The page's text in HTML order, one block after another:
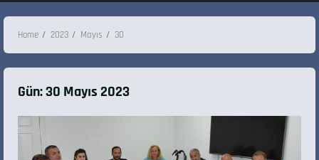
Home 2023 Mayıs 30
Gün:30 Mayıs 2023